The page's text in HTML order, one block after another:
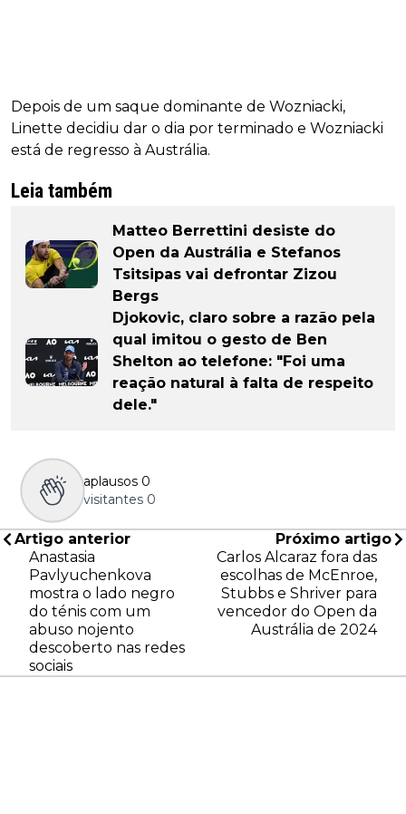
Depois de um saque dominante de Wozniacki,
Linette decidiu dar o dia por terminado e Wozniacki
está de regresso à Austrália.
Leia também
Matteo Berrettini desiste do
Open da Austrália e Stefanos
Tsitsipas vai defrontar Zizou
Bergs
Djokovic, claro sobre a razão pela
qual imitou o gesto de Ben
Shelton ao telefone: "Foi uma
reação natural à falta de respeito
dele."
aplausos 0
visitantes 0
Artigo anterior
Anastasia
Pavlyuchenkova
mostra o lado negro
do ténis com um
abuso nojento
descoberto nas redes
sociais
Próximo artigo
Carlos Alcaraz fora das
escolhas de McEnroe,
Stubbs e Shriver para
vencedor do Open da
Austrália de 2024